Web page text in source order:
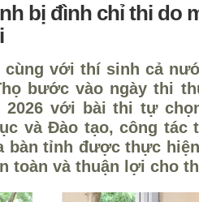
bị đình chỉ thi do
cùng với thí sinh cả
bước vào ngày thi
2026 với bài thi tự
và Đào tạo, công
bàn tỉnh được thực
toàn và thuận lợi cho